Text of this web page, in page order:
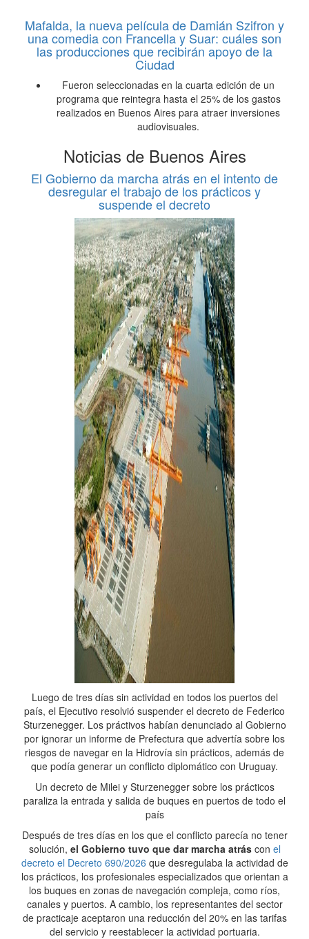
Mafalda, la nueva película de Damián Szifron y
una comedia con Francella y Suar: cuáles son
las producciones que recibirán apoyo de la
Ciudad
Fueron seleccionadas en la cuarta edición de un
programa que reintegra hasta el 25% de los gastos
realizados en Buenos Aires para atraer inversiones
audiovisuales.
Noticias de Buenos Aires
El Gobierno da marcha atrás en el intento de
desregular el trabajo de los prácticos y
suspende el decreto
Luego de tres días sin actividad en todos los puertos del
país, el Ejecutivo resolvió suspender el decreto de Federico
Sturzenegger. Los práctivos habían denunciado al Gobierno
por ignorar un informe de Prefectura que advertía sobre los
riesgos de navegar en la Hidrovía sin prácticos, además de
que podía generar un conflicto diplomático con Uruguay.
Un decreto de Milei y Sturzenegger sobre los prácticos
paraliza la entrada y salida de buques en puertos de todo el
país
Después de tres días en los que el conflicto parecía no tener
solución, el Gobierno tuvo que dar marcha atráscon el
decreto el Decreto 690/2026 que desregulaba la actividad de
los prácticos, los profesionales especializados que orientan a
los buques en zonas de navegación compleja, como ríos,
canales y puertos. A cambio, los representantes del sector
de practicaje aceptaron una reducción del 20% en las tarifas
del servicio y reestablecer la actividad portuaria.